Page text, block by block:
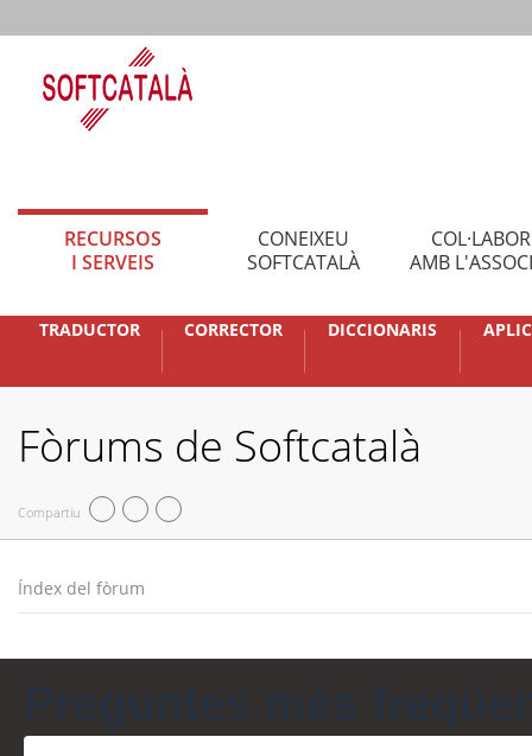
RECURSOS
I SERVEIS
CONEIXEU
SOFTCATALÀ
AMB
TRADUCTOR CORRECTOR DICCIONARIS
Fòrums de Softcatalà
Compartiu
Índex del fòrum